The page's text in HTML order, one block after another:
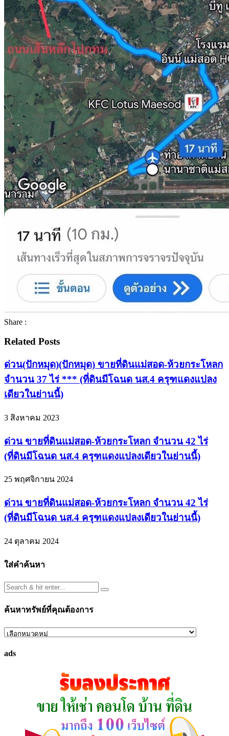
Share :
Related Posts
ด่วน(ปักหมุด)(ปักหมุด) ขายที่ดินแม่สอด-ห้วยกระโหลก
จำนวน 37 ไร่ *** (ที่ดินมีโฉนด นส.4 ครุฑแดงแปลง
เดียวในย่านนี้)
3 สิงหาคม 2023
ด่วน ขายที่ดินแม่สอด-ห้วยกระโหลก จำนวน 42 ไร่
(ที่ดินมีโฉนด นส.4 ครุฑแดงแปลงเดียวในย่านนี้)
25 พฤศจิกายน 2024
ด่วน ขายที่ดินแม่สอด-ห้วยกระโหลก จำนวน 42 ไร่
(ที่ดินมีโฉนด นส.4 ครุฑแดงแปลงเดียวในย่านนี้)
24 ตุลาคม 2024
ใส่คำค้นหา
ค้นหาทรัพย์ที่คุณต้องการ
ค้นหา
ที่
ads